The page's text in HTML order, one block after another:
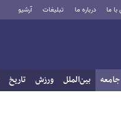
ما درباره ما تبلیغات آرشیو
جامعه بین‌الملل ورزش تاریخ